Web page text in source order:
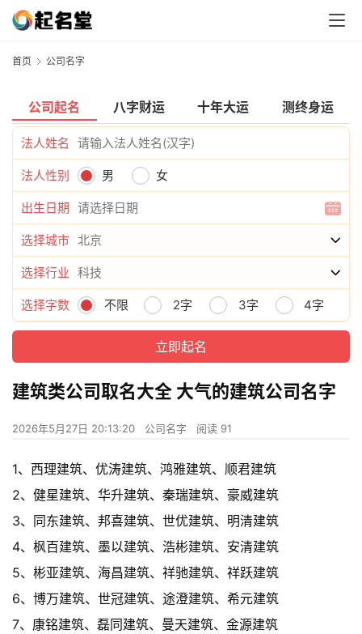
首页 公司名字
公司起名 八字财运 十年大运 测终身运
法人姓名
法人性别 男 女
出生日期
选择城市
选择行业
选择字数 不限 2字 3字 4字
建筑类公司取名大全 大气的建筑公司名字
2026年5月27日 20:13:20 公司名字 阅读 91
1、西理建筑、优涛建筑、鸿雅建筑、顺君建筑
2、健星建筑、华升建筑、秦瑞建筑、豪威建筑
3、同东建筑、邦喜建筑、世优建筑、明清建筑
4、枫百建筑、墨以建筑、浩彬建筑、安清建筑
5、彬亚建筑、海昌建筑、祥驰建筑、祥跃建筑
6、博万建筑、世冠建筑、途澄建筑、希元建筑
7、康铭建筑、磊同建筑、曼天建筑、金源建筑